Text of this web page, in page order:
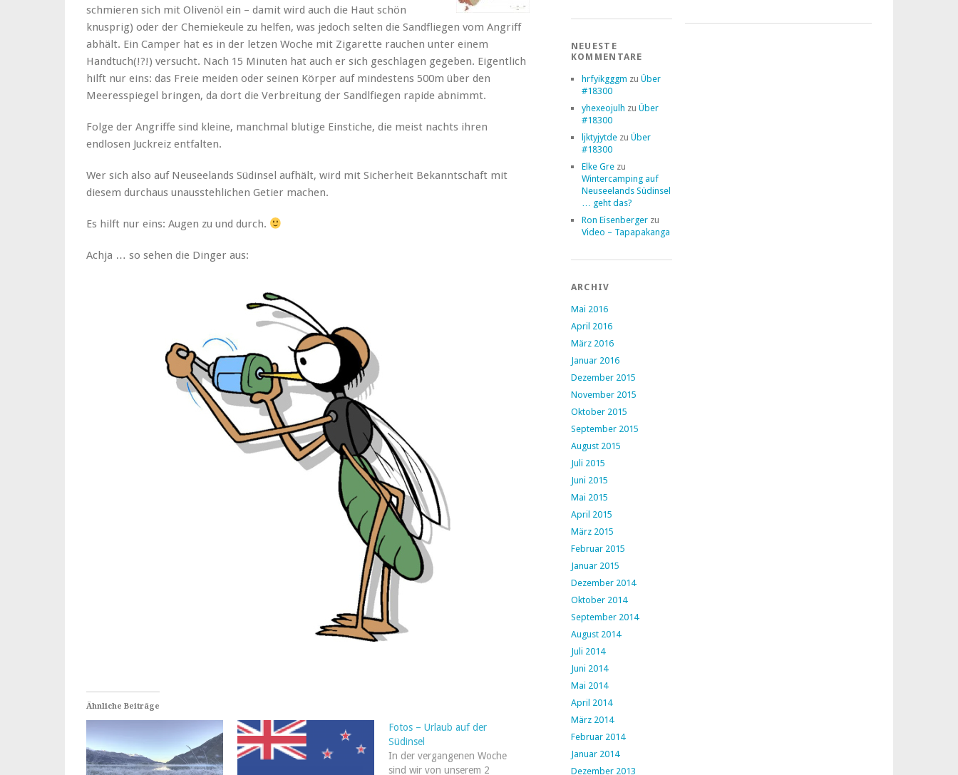
schmieren sich mit Olivenöl ein – damit wird auch die Haut schön
knusprig) oder der Chemiekeule zu helfen, was jedoch selten die Sandfliegen vom Angriff
abhält. Ein Camper hat es in der letzen Woche mit Zigarette rauchen unter einem
Handtuch(!?!) versucht. Nach 15 Minuten hat auch er sich geschlagen gegeben. Eigentlich
hilft nur eins: das Freie meiden oder seinen Körper auf mindestens 500m über den
Meeresspiegel bringen, da dort die Verbreitung der Sandlfiegen rapide abnimmt.
Folge der Angriffe sind kleine, manchmal blutige Einstiche, die meist nachts ihren
endlosen Juckreiz entfalten.
Wer sich also auf Neuseelands Südinsel aufhält, wird mit Sicherheit Bekanntschaft mit
diesem durchaus unausstehlichen Getier machen.
Es hilft nur eins: Augen zu und durch.
Achja … so sehen die Dinger aus:
Ähnliche Beiträge
Fotos – Urlaub auf der
Südinsel
In der vergangenen Woche
sind wir von unserem 2
NEUESTE
KOMMENTARE
hrfyikgggm zu Über
#18300
yhexeojulh zu Über
#18300
ljktyjytdezu Über
#18300
Elke Grezu
Wintercamping auf
Neuseelands Südinsel
… geht das?
Ron Eisenbergerzu
Video – Tapapakanga
ARCHIV
Mai 2016
April 2016
März 2016
Januar 2016
Dezember 2015
November 2015
Oktober 2015
September 2015
August 2015
Juli 2015
Juni 2015
Mai 2015
April 2015
März 2015
Februar 2015
Januar 2015
Dezember 2014
Oktober 2014
September 2014
August 2014
Juli 2014
Juni 2014
Mai 2014
April 2014
März 2014
Februar 2014
Januar 2014
Dezember 2013